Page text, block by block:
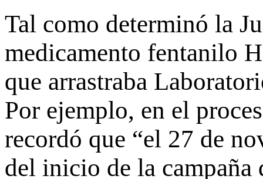
Tal como determinó la
medicamento fentanilo
que arrastraba
Por ejemplo, en el
recordó que “el 27 de
del inicio de la campaña